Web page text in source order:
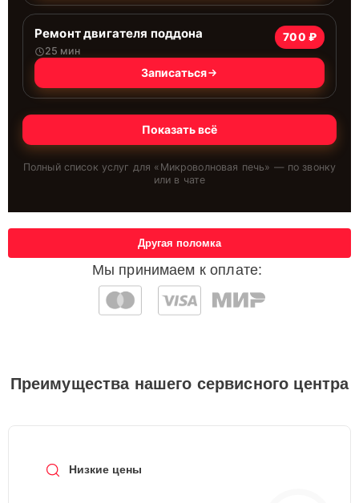
Ремонт двигателя поддона
25 мин
700 ₽
Записаться
Показать всё
Полный список услуг для « Микроволновая печь» — по звонку
или в чате
Мы принимаем к оплате:
Другая поломка
Преимущества нашего сервисного центра
Низкие цены